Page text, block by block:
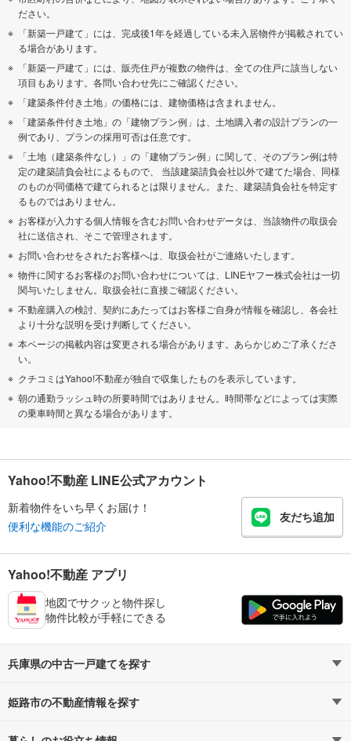
ださい。
「新築一戸建て」には、完成後1年を経過している未入居物件が掲載されてい
る場合があります。
「新築一戸建て」には、販売住戸が複数の物件は、全ての住戸に該当しない
項目もあります。各問い合わせ先にご確認ください。
「建築条件付き土地」の価格には、建物価格は含まれません。
「建築条件付き土地」の「建物プラン例」は、土地購入者の設計プランの一
例であり、プランの採用可否は任意です。
「土地（建築条件なし）」の「建物プラン例」に関して、そのプラン例は特
定の建築請負会社によるもので、 当該建築請負会社以外で建てた場合、同様
のものが同価格で建てられるとは限りません。また、建築請負会社を特定す
るものではありません。
お客様が入力する個人情報を含むお問い合わせデータは、当該物件の取扱会
社に送信され、そこで管理されます。
お問い合わせをされたお客様へは、取扱会社がご連絡いたします。
物件に関するお客様のお問い合わせについては、LINEヤフー株式会社は一切
関与いたしません。取扱会社に直接ご確認ください。
不動産購入の検討、契約にあたってはお客様ご自身が情報を確認し、各会社
より十分な説明を受け判断してください。
本ページの掲載内容は変更される場合があります。あらかじめご了承くださ
い。
クチコミはYahoo!不動産が独自で収集したものを表示しています。
朝の通勤ラッシュ時の所要時間ではありません。時間帯などによっては実際
の乗車時間と異なる場合があります。
Yahoo!不動産 LINE公式アカウント
新着物件をいち早くお届け！
便利な機能のご紹介
友だち追加
Yahoo!不動産 アプリ
地図でサクッと物件探し
物件比較が手軽にできる
兵庫県の中古一戸建てを探す
路線・駅から探す
姫路市の不動産情報を探す